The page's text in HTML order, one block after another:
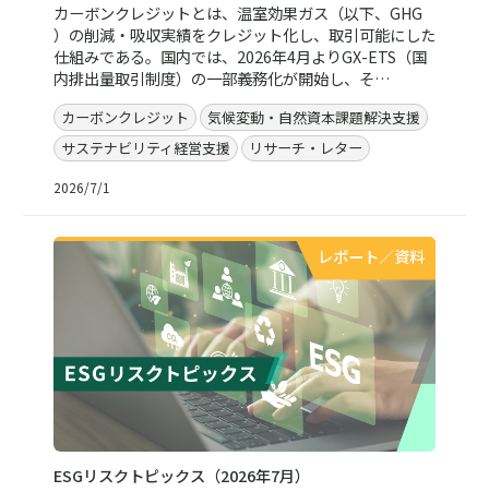
カーボンクレジットとは、温室効果ガス（以下、GHG
）の削減・吸収実績をクレジット化し、取引可能にした
仕組みである。国内では、2026年4月よりGX-ETS（国
内排出量取引制度）の一部義務化が開始し、そ…
カーボンクレジット
気候変動・自然資本課題解決支援
サステナビリティ経営支援
リサーチ・レター
2026/7/1
レポート／資料
ESGリスクトピックス（2026年7月）